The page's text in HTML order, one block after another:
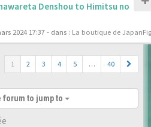
Denshou to Himitsu no
2024 17:37- dans : La boutique de
1 2 3 4 5 … 40
forum to jump to